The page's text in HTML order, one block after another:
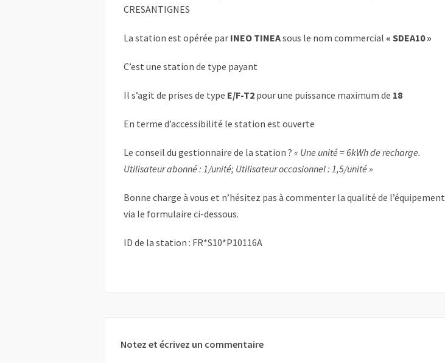
CRESANTIGNES
La station est opérée par INEO TINEAsous le nom commercial « SDEA10 »
C’est une station de type payant
Il s’agit de prises de type E/F-T2 pour une puissance maximum de 18
En terme d’accessibilité le station est ouverte
Le conseil du gestionnaire de la station ? « Une unité = 6kWh de recharge.
Utilisateur abonné : 1/unité; Utilisateur occasionnel : 1,5/unité »
Bonne charge à vous et n’hésitez pas à commenter la qualité de l’équipement
via le formulaire ci-dessous.
ID de la station : FR*S10*P10116A
Notez et écrivez un commentaire